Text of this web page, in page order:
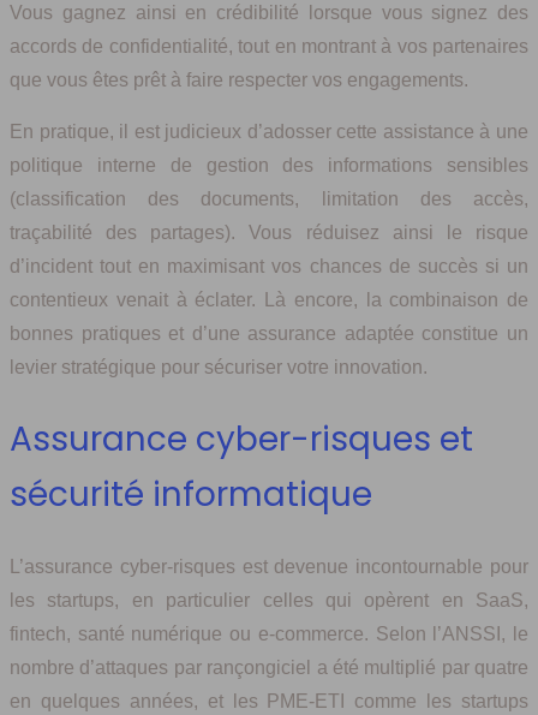
Vous gagnez ainsi en crédibilité lorsque vous signez des
accords de confidentialité, tout en montrant à vos partenaires
que vous êtes prêt à faire respecter vos engagements.
En pratique, il est judicieux d’adosser cette assistance à une
politique interne de gestion des informations sensibles
(classification des documents, limitation des accès,
traçabilité des partages). Vous réduisez ainsi le risque
d’incident tout en maximisant vos chances de succès si un
contentieux venait à éclater. Là encore, la combinaison de
bonnes pratiques et d’une assurance adaptée constitue un
levier stratégique pour sécuriser votre innovation.
Assurance cyber-risques et
sécurité informatique
L’assurance cyber-risques est devenue incontournable pour
les startups, en particulier celles qui opèrent en SaaS,
fintech, santé numérique ou e‑commerce. Selon l’ANSSI, le
nombre d’attaques par rançongiciel a été multiplié par quatre
en quelques années, et les PME‑ETI comme les startups